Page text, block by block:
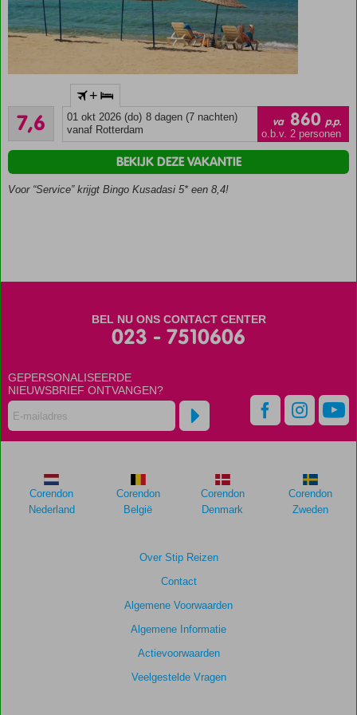
Op basis
Inclusive
5-sterren
accommodatie
verneemt
7,6
Goed
7
beoordelingen
+
01 okt 2026 (do) 8 dagen (7 nachten)
vanaf Rotterdam
va 860 p.p.
o.b.v. 2 personen
Voor “Service” krijgt Bingo Kusadasi 5* een 8,4!
BEKIJK DEZE VAKANTIE
BEL NU ONS CONTACT CENTER
023 - 7510606
GEPERSONALISEERDE
NIEUWSBRIEF ONTVANGEN?
Over Stip Reizen
Contact
Algemene Voorwaarden
Algemene Informatie
Actievoorwaarden
Veelgestelde Vragen
Corendon
Nederland
Corendon
België
Corendon
Denmark
Corendon
Zweden